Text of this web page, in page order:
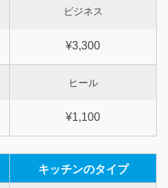
ビジネス
¥3,300
ヒール
¥1,100
キッチンのタイプ